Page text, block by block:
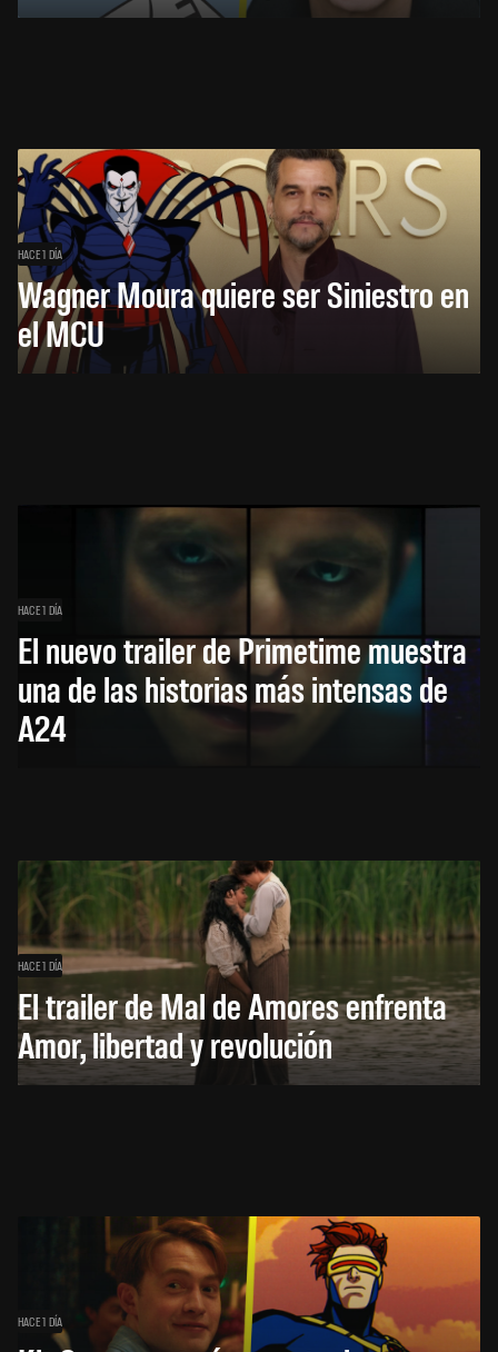
HACE 1 DÍA
Wagner Moura quiere ser Siniestro en
el MCU
HACE 1 DÍA
El nuevo trailer de Primetime muestra
una de las historias más intensas de
A24
HACE 1 DÍA
El trailer de Mal de Amores enfrenta
Amor, libertad y revolución
HACE 1 DÍA